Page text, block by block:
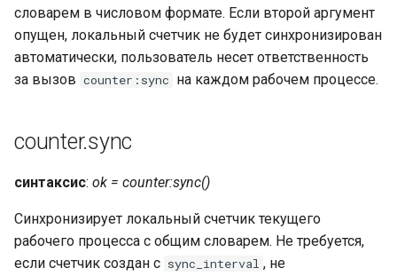
coolkit
dav-ext
doh
dynamic-etag
dynamic-limit-req
словарем в числовом формате. Если второй аргумент
опущен, локальный счетчик не будет синхронизирован
автоматически, пользователь несет ответственность
за вызов counter:sync на каждом рабочем процессе.
counter.sync
синтаксис: ok = counter:sync()
Синхронизирует локальный счетчик текущего
рабочего процесса с общим словарем. Не требуется,
если счетчик создан с sync_interval , не